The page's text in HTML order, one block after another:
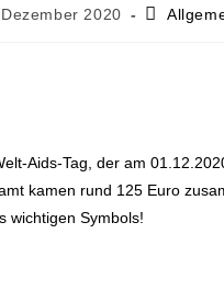
2020
Aids-Tag, der am
kamen rund 125 Euro
wichtigen Symbols!